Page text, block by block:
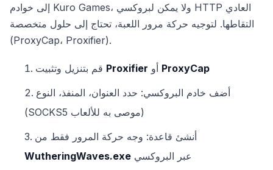
إلى خوادم Kuro Games، ولا يمكن لبروكسي HTTP العادي
التقاطها. لتوجيه حركة مرور اللعبة، تحتاج إلى حلول متخصصة
(ProxyCap، Proxifier).
Proxifier
ProxyCap
أضف خادم البروكسي: حدد العنوان، المنفذ، النوع
(SOCKS5 موصى به للألعاب)
أنشئ قاعدة: وجه حركة المرور فقط من
WutheringWaves.exe عبر البروكسي